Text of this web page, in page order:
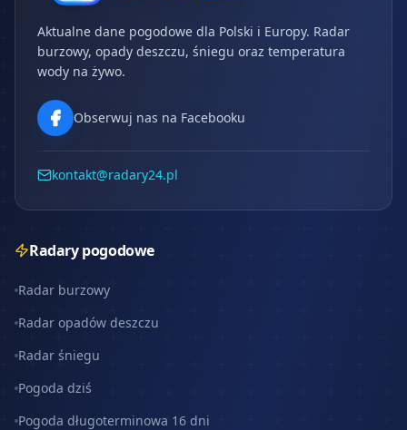
Aktualne dane pogodowe dla Polski i Europy. Radar
burzowy, opady deszczu, śniegu oraz temperatura
wody na żywo.
Obserwuj nas na Facebooku
kontakt@radary24.pl
Radary pogodowe
Radar burzowy
Radar opadów deszczu
Radar śniegu
Pogoda dziś
Pogoda długoterminowa 16 dni